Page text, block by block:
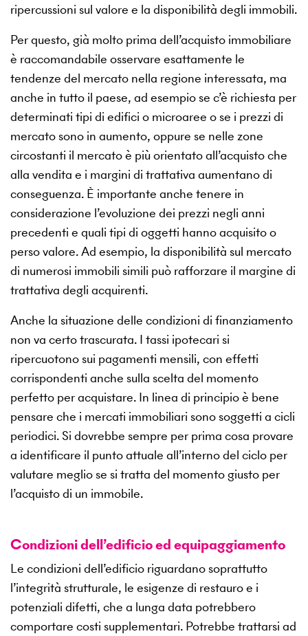
ripercussioni sul valore e la disponibilità degli immobili.
Per questo, già molto prima dell’acquisto immobiliare
è raccomandabile osservare esattamente le
tendenze del mercato nella regione interessata, ma
anche in tutto il paese, ad esempio se c’è richiesta per
determinati tipi di edifici o microaree o se i prezzi di
mercato sono in aumento, oppure se nelle zone
circostanti il mercato è più orientato all’acquisto che
alla vendita e i margini di trattativa aumentano di
conseguenza. È importante anche tenere in
considerazione l’evoluzione dei prezzi negli anni
precedenti e quali tipi di oggetti hanno acquisito o
perso valore. Ad esempio, la disponibilità sul mercato
di numerosi immobili simili può rafforzare il margine di
trattativa degli acquirenti.
Anche la situazione delle condizioni di finanziamento
non va certo trascurata. I tassi ipotecari si
ripercuotono sui pagamenti mensili, con effetti
corrispondenti anche sulla scelta del momento
perfetto per acquistare. In linea di principio è bene
pensare che i mercati immobiliari sono soggetti a cicli
periodici. Si dovrebbe sempre per prima cosa provare
a identificare il punto attuale all’interno del ciclo per
valutare meglio se si tratta del momento giusto per
l’acquisto di un immobile.
Condizioni dell’edificio ed equipaggiamento
Le condizioni dell’edificio riguardano soprattutto
l’integrità strutturale, le esigenze di restauro e i
potenziali difetti, che a lunga data potrebbero
comportare costi supplementari. Potrebbe trattarsi ad